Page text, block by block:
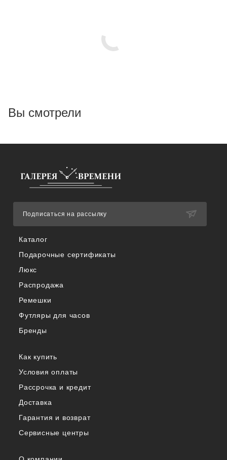
Вы смотрели
Каталог
Подарочные сертификаты
Люкс
Распродажа
Ремешки
Футляры для часов
Бренды
Как купить
Условия оплаты
Рассрочка и кредит
Доставка
Гарантия и возврат
Сервисные центры
Подписаться на рассылку